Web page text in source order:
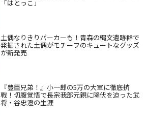
「はとっこ」
土偶なりきりパーカーも！青森の縄文遺跡群で
発掘された土偶がモチーフのキュートなグッズ
が新発売
『豊臣兄弟！』小一郎の5万の大軍に徹底抗
戦！切腹覚悟で長宗我部元親に降伏を迫った武
将・谷忠澄の生涯